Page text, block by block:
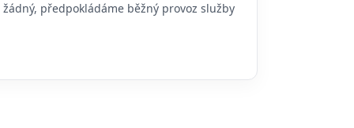
předpokládáme běžný provoz služby